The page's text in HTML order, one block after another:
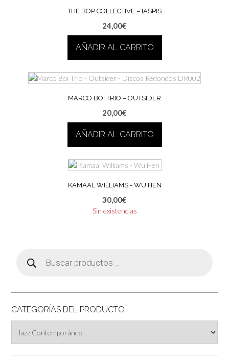
THE BOP COLLECTIVE – IASPIS
24,00€
AÑADIR AL CARRITO
MARCO BOI TRIO – OUTSIDER
20,00€
AÑADIR AL CARRITO
KAMAAL WILLIAMS ‎- WU HEN
30,00€
Sin existencias
productos
CATEGORÍAS DEL PRODUCTO